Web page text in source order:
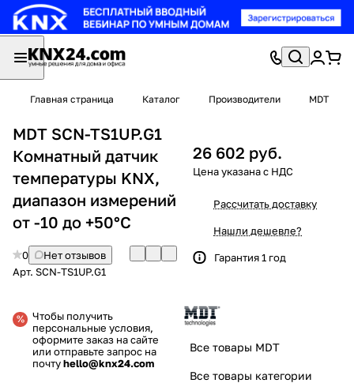
Главная страница Каталог Производители MDT
MDT SCN-TS1UP.G1
Комнатный датчик
температуры KNX,
диапазон измерений
от -10 до +50°C
0
Нет отзывов
Арт. SCN-TS1UP.G1
Чтобы получить
персональные условия,
оформите заказ на сайте
или отправьте запрос на
почтуhello@knx24.com
26 602 руб.
Рассчитать доставку
Нашли дешевле?
Гарантия 1 год
Все товары MDT
Все товары категории